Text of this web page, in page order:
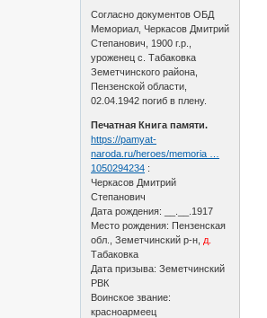
Согласно документов ОБД
Мемориал, Черкасов Дмитрий
Степанович, 1900 г.р.,
уроженец с. Табаковка
Земетчинского района,
Пензенской области,
02.04.1942 погиб в плену.
Печатная Книга памяти.
https://pamyat-
naroda.ru/heroes/memoria …
1050294234 :
Черкасов Дмитрий
Степанович
Дата рождения: __.__.1917
Место рождения: Пензенская
обл., Земетчинский р-н, д.
Табаковка
Дата призыва: Земетчинский
РВК
Воинское звание:
красноармеец